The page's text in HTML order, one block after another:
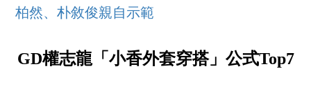
柏然、朴敘俊親自示範
GD權志龍「小香外套穿搭」公式Top7